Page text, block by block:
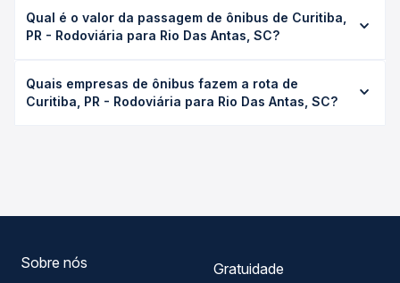
Das Antas, SC leva em média 5h 30min, podendo variar
conforme a viação, o tipo de serviço (convencional,
duração exata de cada opção na data desejada.
Qual é o valor da passagem de ônibus de Curitiba,
PR - Rodoviária para Rio Das Antas, SC?
Rodoviária para Rio Das Antas, SC custa em média R$
185,17 e varia conforme a data da viagem, a empresa, o
Quais empresas de ônibus fazem a rota de
Curitiba, PR - Rodoviária para Rio Das Antas, SC?
Sobre nós
Gratuidade